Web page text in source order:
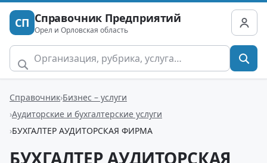
СП Справочник Предприятий
Орел и Орловская область
Справочник Бизнес – услуги
Аудиторские и бухгалтерские услуги
БУХГАЛТЕР АУДИТОРСКАЯ ФИРМА
БУХГАЛТЕР АУДИТОРСКАЯ